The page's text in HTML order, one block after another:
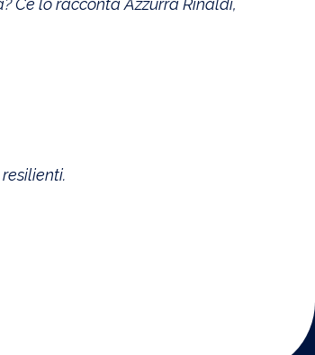
Ce lo racconta Azzurra Rinaldi,